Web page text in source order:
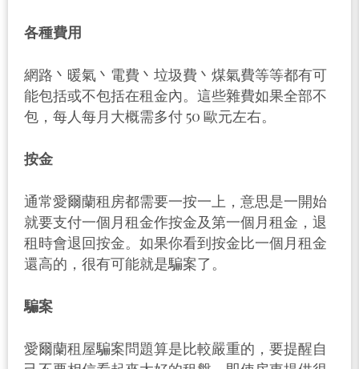
各種費用
網路丶暖氣丶電費丶垃圾費丶煤氣費等等都有可
能包括或不包括在租金內。這些雜費如果全部不
包，每人每月大概需多付 50 歐元左右。
按金
通常愛爾蘭租房都需要一按一上，意思是一開始
就要支付一個月租金作按金及第一個月租金，退
租時會退回按金。如果你看到按金比一個月租金
還高的，很有可能就是騙案了。
騙案
愛爾蘭租屋騙案問題算是比較嚴重的，要提醒自